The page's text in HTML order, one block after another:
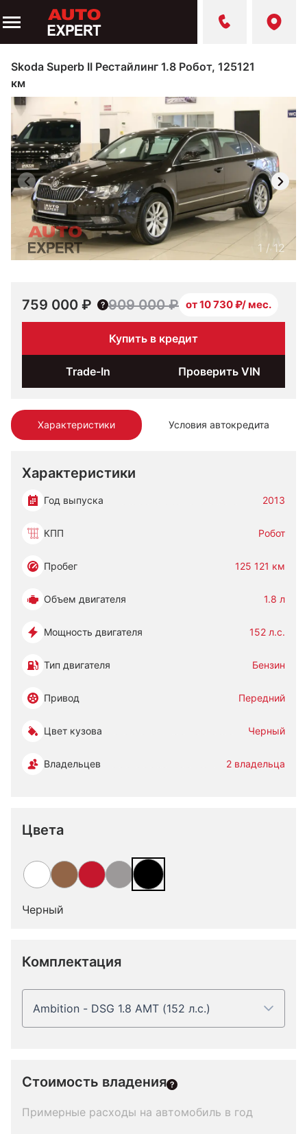
Skoda Superb II Рестайлинг 1.8 Робот, 125121
км
Характеристики Условия автокредита
Характеристики
Год выпуска 2013
КПП Робот
Пробег 125 121 км
Объем двигателя 1.8 л
Мощность двигателя 152 л.с.
Тип двигателя Бензин
Привод Передний
Цвет кузова Черный
Владельцев 2 владельца
Цвета
Черный
Комплектация
Ambition - DSG 1.8 AMT (152 л.с.)
Стоимость владения
Примерные расходы на автомобиль в год
1 /12
759 000 ₽ 909 000 ₽ от 10 730 ₽/ мес.
Купить в кредит
Trade-In Проверить VIN